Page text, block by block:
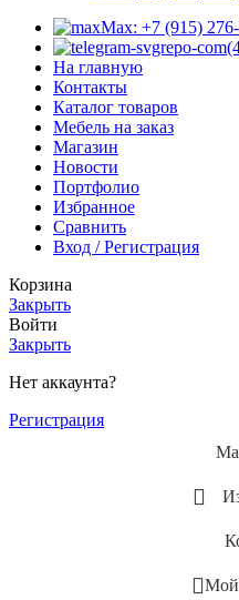
Max: +7 (915)
На главную
Контакты
Каталог товаров
Мебель на заказ
Магазин
Новости
Портфолио
Избранное
Сравнить
Вход / Регистрация
Корзина
Закрыть
Войти
Закрыть
Нет аккаунта?
Регистрация
Мой